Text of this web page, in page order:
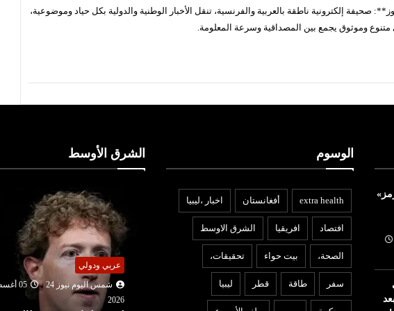
صحيفة إلكترونية ناطقة بالعربية والفرنسية، تنقل الأخبار الوطنية والدولية بكل حياد وموضوعية،
وموثوق يجمع بين المصداقية وسرعة المعلومة.
الوسوم
extra health أفغانستان اخبار ،ليبيا
افتصاد افريقيا الشرق الاوسط
الصحة، بيت حواء تحقيقات،
سفر طاقة قطر ليبيا
الشرق الأوسط
أغسطس
اقتصاد
شمس اليوم نيوز 24
05 أغسطس
عربي ودولي
شمس اليوم نيوز 24
05
2026